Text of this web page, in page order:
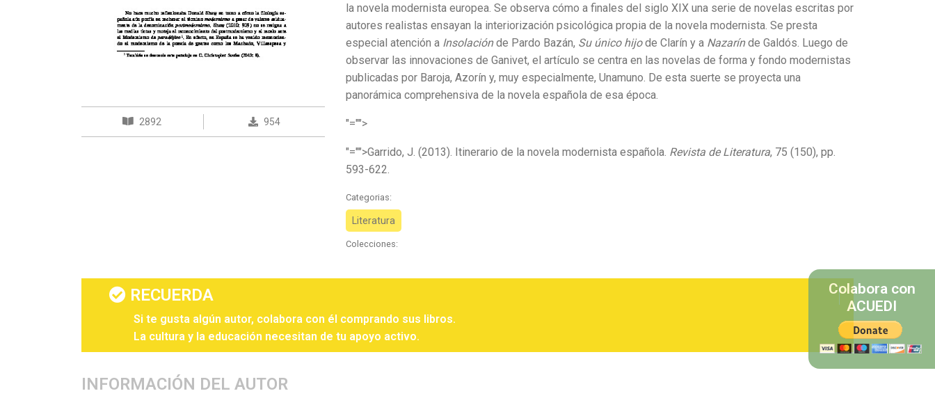
2892 954
la novela modernista europea. Se observa cómo a finales del siglo XIX una serie de novelas escritas por
autores realistas ensayan la interiorización psicológica propia de la novela modernista. Se presta
especial atención a Insolaciónde Pardo Bazán, Su único hijode Clarín y a Nazarínde Galdós. Luego de
observar las innovaciones de Ganivet, el artículo se centra en las novelas de forma y fondo modernistas
publicadas por Baroja, Azorín y, muy especialmente, Unamuno. De esta suerte se proyecta una
panorámica comprehensiva de la novela española de esa época.
"="">
"="">Garrido, J. (2013). Itinerario de la novela modernista española. Revista de Literatura, 75 (150), pp.
593-622.
Categorias:
Literatura
Colecciones:
RECUERDA
Si te gusta algún autor, colabora con él comprando sus libros.
La cultura y la educación necesitan de tu apoyo activo.
INFORMACIÓN DEL AUTOR
Colabora con
ACUEDI